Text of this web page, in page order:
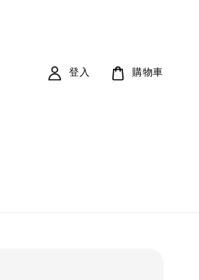
登入 購物車